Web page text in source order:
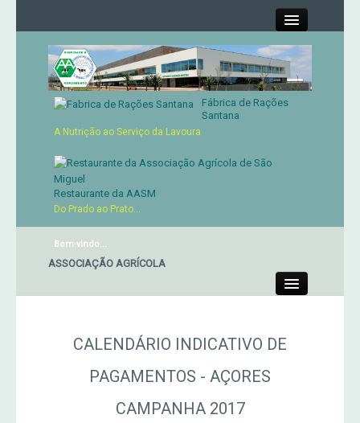
Contactos
Serviços
Fábrica de Rações
Santana
A Nutrição ao Serviço da Lavoura
Restaurante da AASM
Do Prado ao Prato...
Bem-vindo...
DA ASSOCIAÇÃO AGRÍCOLA
MERCADO AGRÍCOLA DE SANTANA
CALENDÁRIO INDICATIVO DE
PAGAMENTOS - AÇORES
CAMPANHA 2017